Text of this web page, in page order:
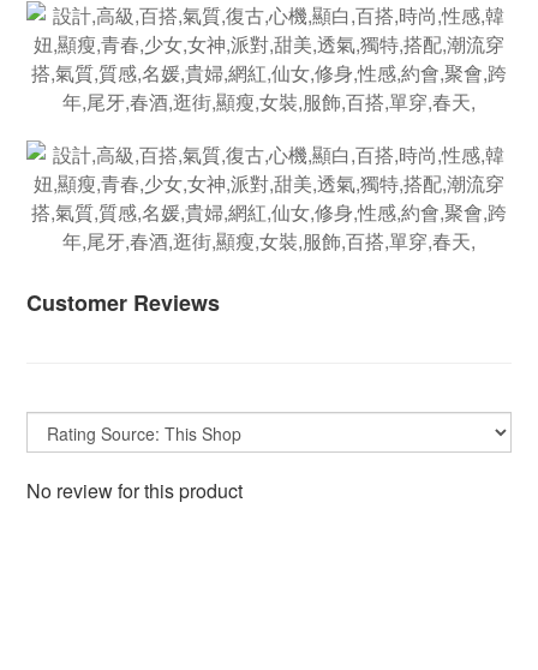
Customer Reviews
No review for this product